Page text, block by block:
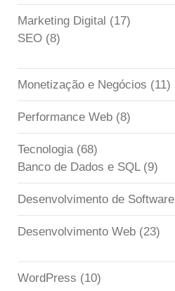
Marketing Digital (17)
SEO (8)
Monetização e Negócios (11)
Performance Web (8)
Tecnologia(68)
Banco de Dados e SQL(9)
Desenvolvimento de Software
Desenvolvimento Web (23)
WordPress (10)